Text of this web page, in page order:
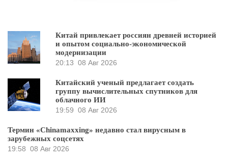
Китай привлекает россиян древней историей
и опытом социально-экономической
модернизации
20:13 08 Авг 2026
Китайский ученый предлагает создать
группу вычислительных спутников для
облачного ИИ
19:59 08 Авг 2026
Термин «Chinamaxxing» недавно стал вирусным в
зарубежных соцсетях
19:58 08 Авг 2026